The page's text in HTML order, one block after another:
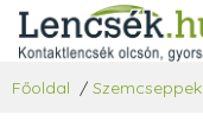
Főoldal / Szemcseppek